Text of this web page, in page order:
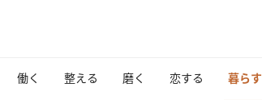
働く 整える 磨く 恋する 暮らす